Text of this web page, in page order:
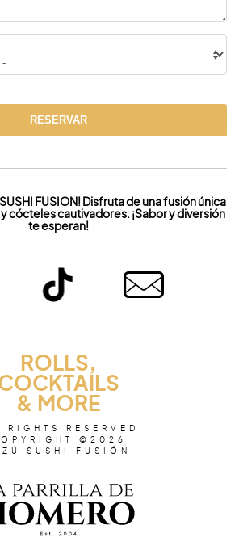
RESERVAR
FUSION! Disfruta de una fusión única
cócteles cautivadores. ¡Sabor y diversión
te esperan!
ROLLS,
& MORE
RIGHTS RESERVED
©2026
SUSHI FUSIÓN